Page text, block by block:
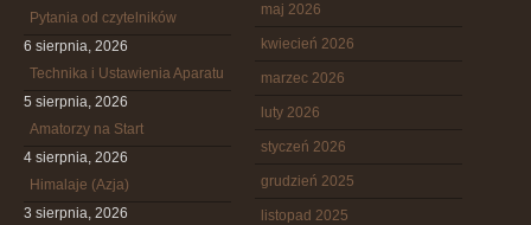
Pytania od czytelników
6 sierpnia, 2026
Technika i Ustawienia Aparatu
5 sierpnia, 2026
Amatorzy na Start
4 sierpnia, 2026
Himalaje (Azja)
3 sierpnia, 2026
maj 2026
kwiecień 2026
marzec 2026
luty 2026
styczeń 2026
grudzień 2025
listopad 2025